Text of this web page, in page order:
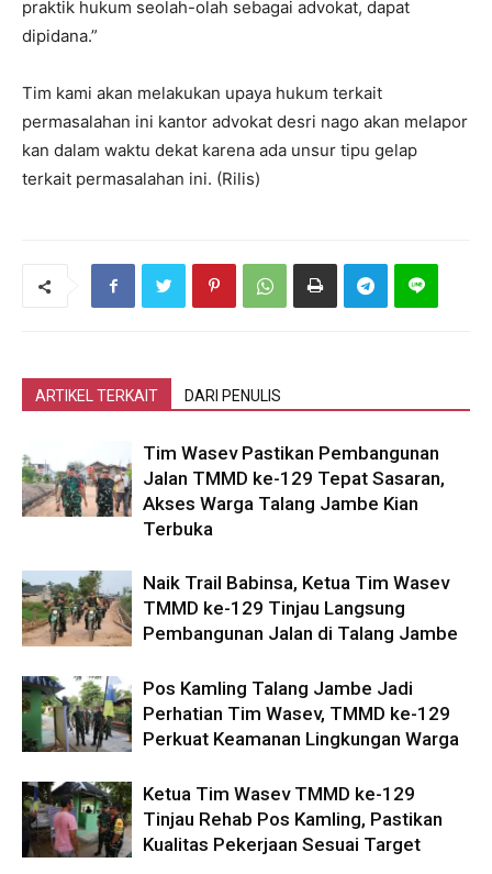
praktik hukum seolah-olah sebagai advokat, dapat
dipidana.”
Tim kami akan melakukan upaya hukum terkait
permasalahan ini kantor advokat desri nago akan melapor
kan dalam waktu dekat karena ada unsur tipu gelap
terkait permasalahan ini. (Rilis)
ARTIKEL TERKAIT DARI PENULIS
Tim Wasev Pastikan Pembangunan
Jalan TMMD ke-129 Tepat Sasaran,
Akses Warga Talang Jambe Kian
Terbuka
Naik Trail Babinsa, Ketua Tim Wasev
TMMD ke-129 Tinjau Langsung
Pembangunan Jalan di Talang Jambe
Pos Kamling Talang Jambe Jadi
Perhatian Tim Wasev, TMMD ke-129
Perkuat Keamanan Lingkungan Warga
Ketua Tim Wasev TMMD ke-129
Tinjau Rehab Pos Kamling, Pastikan
Kualitas Pekerjaan Sesuai Target